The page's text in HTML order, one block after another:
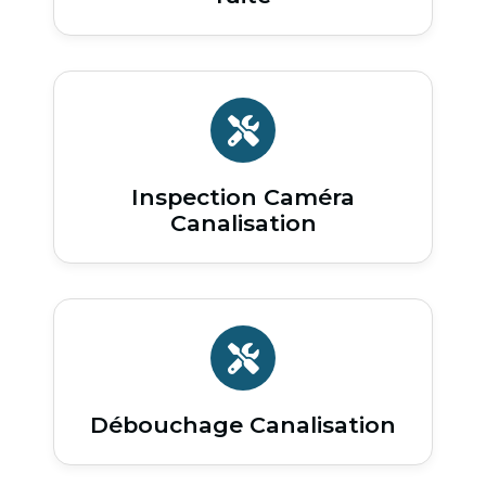
Inspection Caméra
Canalisation
Débouchage Canalisation